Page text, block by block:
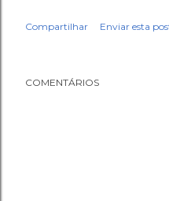
Compartilhar Enviar esta
COMENTÁRIOS